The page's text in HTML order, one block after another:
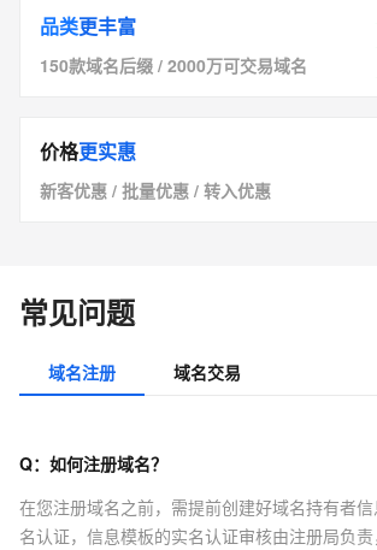
品类更丰富
150款域名后缀 / 2000万可交易域名
价格更实惠
新客优惠 / 批量优惠 / 转入优惠
常见问题
域名注册 域名交易
Q： 如何注册域名？
在您注册域名之前，需提前创建好域名持有者
名认证，信息模板的实名认证审核由注册局负